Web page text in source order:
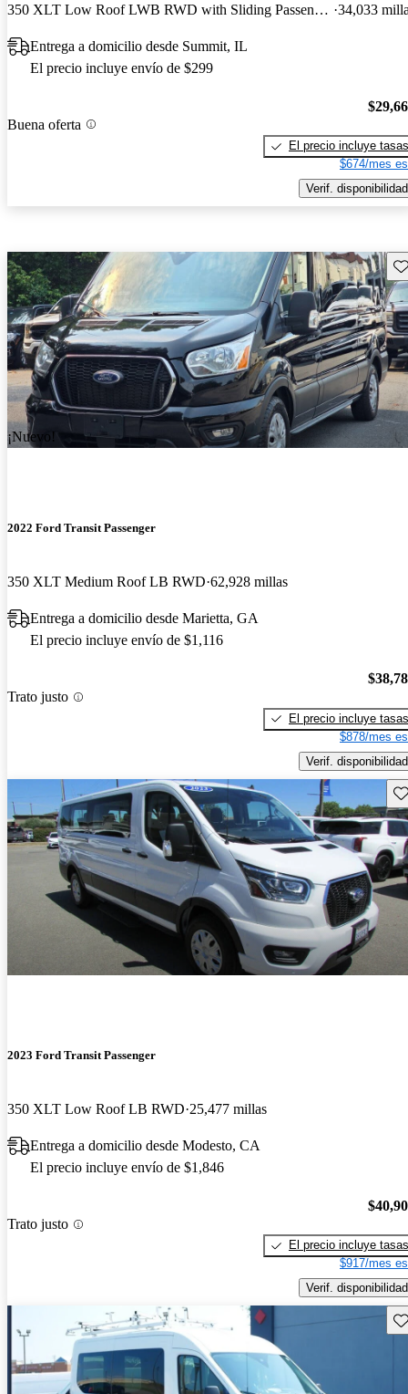
350 XLT Low Roof LWB RWD with Sliding Passenger-Side Door 34,033
Entrega a domicilio desde Summit, IL
El precio incluye envío de $299
Buena oferta
El precio incluye tasas
$674/mes
Verif. disponibilidad
¡Nuevo!
2022 Ford Transit Passenger
350 XLT Medium Roof LB RWD 62,928 millas
Entrega a domicilio desde Marietta, GA
El precio incluye envío de $1,116
Trato justo
El precio incluye tasas
$878/mes
Verif. disponibilidad
2023 Ford Transit Passenger
350 XLT Low Roof LB RWD 25,477 millas
Entrega a domicilio desde Modesto, CA
El precio incluye envío de $1,846
Trato justo
El precio incluye tasas
$917/mes
Verif. disponibilidad